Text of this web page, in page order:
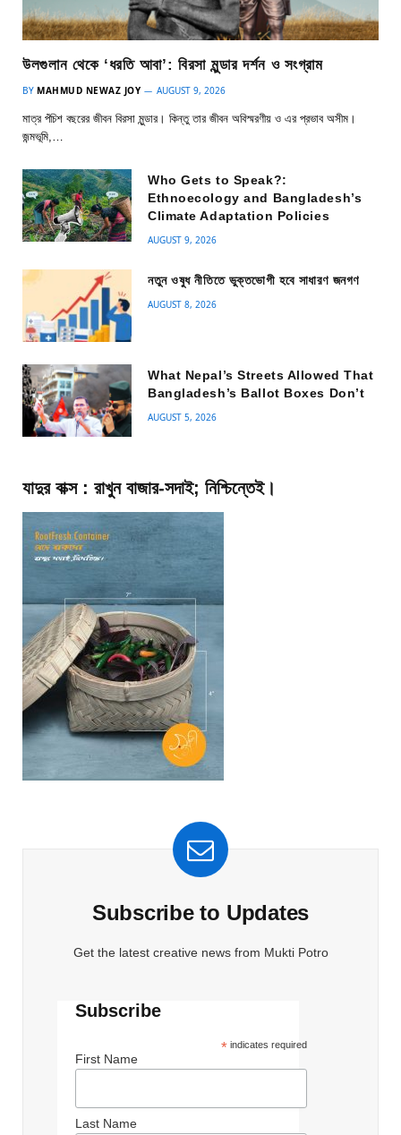
উলগুলান থেকে ‘ধরতি আবা’: বিরসা মুন্ডার দর্শন ও সংগ্রাম
BY MAHMUD NEWAZ JOY AUGUST 9, 2026
মাত্র পঁচিশ বছরের জীবন বিরসা মুন্ডার। কিন্তু তার জীবন অবিস্মরণীয় ও এর প্রভাব অসীম।
জন্মভূমি,…
Who Gets to Speak?:
Ethnoecology and Bangladesh’s
Climate Adaptation Policies
AUGUST 9, 2026
নতুন ওষুধ নীতিতে ভুক্তভোগী হবে সাধারণ জনগণ
AUGUST 8, 2026
What Nepal’s Streets Allowed That
Bangladesh’s Ballot Boxes Don’t
AUGUST 5, 2026
যাদুর বাক্স : রাখুন বাজার-সদাই; নিশ্চিন্তেই।
Subscribe to Updates
Get the latest creative news from Mukti Potro
Subscribe
* indicates required
First Name
Last Name